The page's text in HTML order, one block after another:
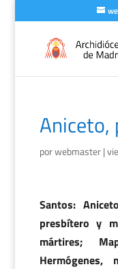
Aniceto,
porwebmaster|
Santos:
presbítero y
mártires;
Hermógenes,